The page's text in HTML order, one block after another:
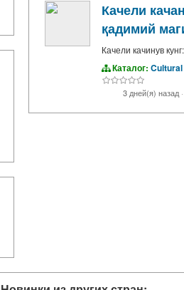
Качели
қадимий
Качели качинув
Каталог:
3 дней(я) назад·